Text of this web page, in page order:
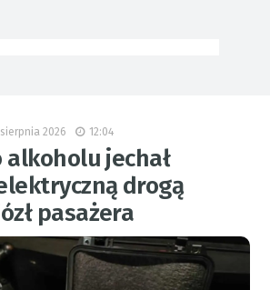
2026 12:04
jechał
drogą
pasażera